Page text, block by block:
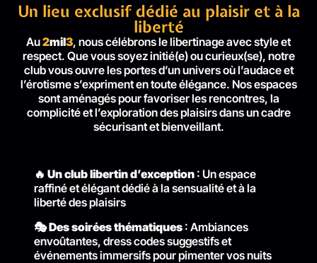
Un lieu exclusif dédié au plaisir et à la
liberté
Au2mil3, nous célébrons le libertinage avec style et
respect. Que vous soyez initié(e) ou curieux(se), notre
club vous ouvre les portes d’un univers où l’audace et
l’érotisme s’expriment en toute élégance. Nos espaces
sont aménagés pour favoriser les rencontres, la
complicité et l’exploration des plaisirs dans un cadre
sécurisant et bienveillant.
🔥 Un club libertin d’exception : Un espace
raffiné et élégant dédié à la sensualité et à la
liberté des plaisirs
🎭Des soirées thématiques : Ambiances
envoûtantes, dress codes suggestifs et
événements immersifs pour pimenter vos nuits